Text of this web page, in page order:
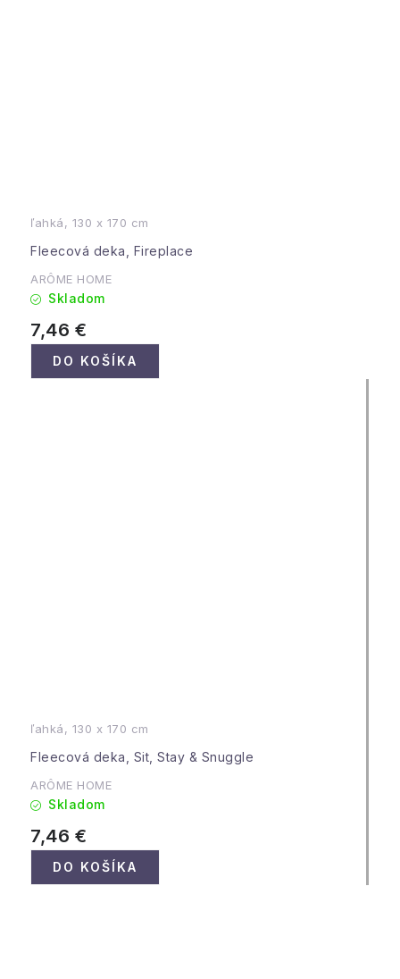
ľahká, 130 x 170 cm
Fleecová deka, Fireplace
ARÔME HOME
Skladom
7,46 €
DO KOŠÍKA
ľahká, 130 x 170 cm
Fleecová deka, Sit, Stay & Snuggle
ARÔME HOME
Skladom
7,46 €
DO KOŠÍKA